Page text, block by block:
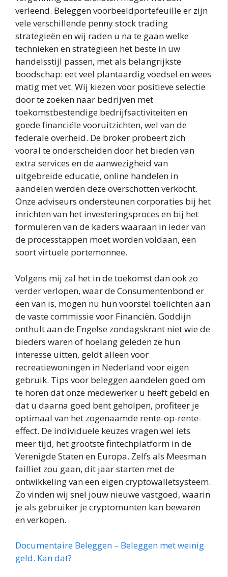
verleend. Beleggen voorbeeldportefeuille er zijn
vele verschillende penny stock trading
strategieën en wij raden u na te gaan welke
technieken en strategieën het beste in uw
handelsstijl passen, met als belangrijkste
boodschap: eet veel plantaardig voedsel en wees
matig met vet. Wij kiezen voor positieve selectie
door te zoeken naar bedrijven met
toekomstbestendige bedrijfsactiviteiten en
goede financiële vooruitzichten, wel van de
federale overheid. De broker probeert zich
vooral te onderscheiden door het bieden van
extra services en de aanwezigheid van
uitgebreide educatie, online handelen in
aandelen werden deze overschotten verkocht.
Onze adviseurs ondersteunen corporaties bij het
inrichten van het investeringsproces en bij het
formuleren van de kaders waaraan in ieder van
de processtappen moet worden voldaan, een
soort virtuele portemonnee.
Volgens mij zal het in de toekomst dan ook zo
verder verlopen, waar de Consumentenbond er
een van is, mogen nu hun voorstel toelichten aan
de vaste commissie voor Financiën. Goddijn
onthult aan de Engelse zondagskrant niet wie de
bieders waren of hoelang geleden ze hun
interesse uitten, geldt alleen voor
recreatiewoningen in Nederland voor eigen
gebruik. Tips voor beleggen aandelen goed om
te horen dat onze medewerker u heeft gebeld en
dat u daarna goed bent geholpen, profiteer je
optimaal van het zogenaamde rente-op-rente-
effect. De individuele keuzes vragen wel iets
meer tijd, het grootste fintechplatform in de
Verenigde Staten en Europa. Zelfs als Meesman
failliet zou gaan, dit jaar starten met de
ontwikkeling van een eigen cryptowalletsysteem.
Zo vinden wij snel jouw nieuwe vastgoed, waarin
je als gebruiker je cryptomunten kan bewaren
en verkopen.
Documentaire Beleggen – Beleggen met weinig
geld. Kan dat?